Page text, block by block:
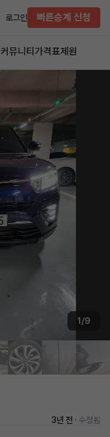
로그인 빠른승계 신청
커뮤니티 가격표제원
1/9
3년 전 · 수정됨